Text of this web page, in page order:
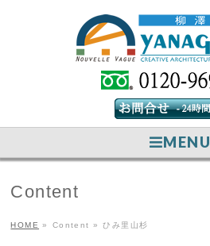
MENU
Content
HOME » Content » ひみ里山杉